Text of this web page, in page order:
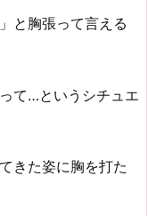
と胸張って言える
て…というシチュエ
きた姿に胸を打た